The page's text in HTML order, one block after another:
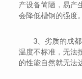
产设备简陋，易产
会降低槽钢的强度。
3、劣质的成
温度不标准，无法
的性能自然就无法